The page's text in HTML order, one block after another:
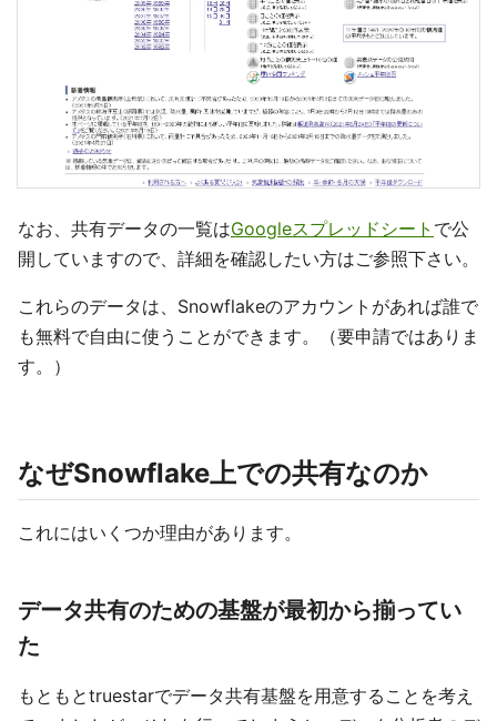
なお、共有データの一覧はGoogleスプレッドシート で公
開していますので、詳細を確認したい方はご参照下さい。
これらのデータは、Snowflakeのアカウントがあれば誰で
も無料で自由に使うことができます。（要申請ではありま
す。）
なぜSnowflake上での共有なのか
これにはいくつか理由があります。
データ共有のための基盤が最初から揃ってい
た
もともとtruestarでデータ共有基盤を用意することを考え